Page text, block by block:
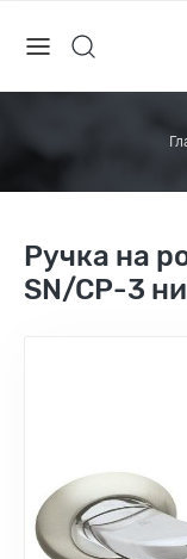
Ручка на
SN/CP-3